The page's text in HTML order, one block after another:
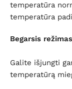
temperatūra
temperatūra
Begarsis režimas
Galite išjungti
temperatūrą